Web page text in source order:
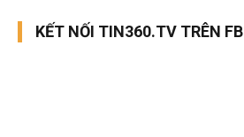
KẾT NỐI TIN360.TV TRÊN FB